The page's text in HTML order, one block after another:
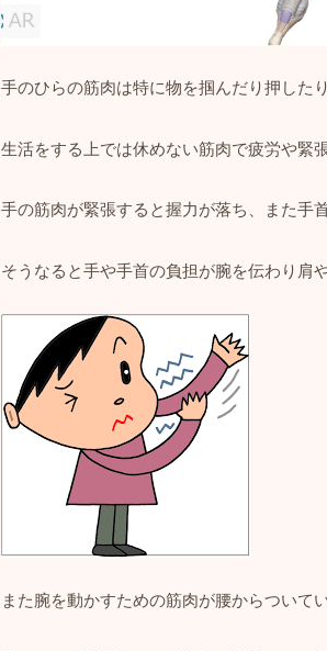
手のひらの筋肉は特に物を掴んだり押した
生活をする上では休めない筋肉で疲労や緊
手の筋肉が緊張すると握力が落ち、また手
そうなると手や手首の負担が腕を伝わり肩
また腕を動かすための筋肉が腰からついて